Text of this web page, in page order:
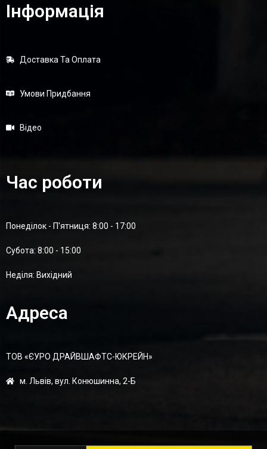
Інформація
Доставка Та Оплата
Умови Придбання
Відео
Час роботи
Понеділок - П'ятниця: 8:00 - 17:00
Суботa: 8:00 - 15:00
Неділя: Вихідний
Адреса
ТОВ «ЄУРО ДРАЙВШАФТC-ЮКРЕЙН»
м. Львів, вул. Конюшинна, 2-Б